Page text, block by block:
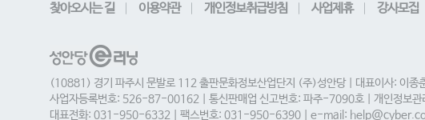
찾아오시는 길 이용약관 개인정보취급방침 사업제휴 강사모집
(10881) 경기 파주시 문발로 112 출판문화정보산업단지 (주)성안당 | 대표이사: 이종
사업자등록번호: 526-87-00162 | 통신판매업 신고번호: 파주-7090호 | 개인정보관
대표전화: 031-950-6332 | 팩스번호: 031-950-6390 | e-mail: